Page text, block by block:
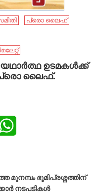
പ്രൊ ലൈഫ്
ഉടമകൾക്ക്
പ്രൊ ലൈഫ്.
മുനമ്പം ഭൂമിപ്രശ്നത്തിന്
നടപടികൾ